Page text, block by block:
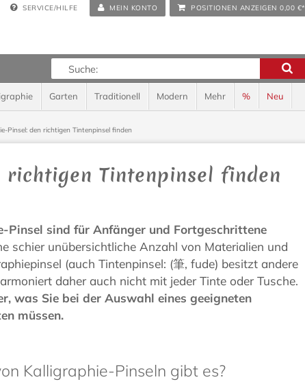
SERVICE/HILFE MEIN KONTO POSITIONEN ANZEIGEN 0,00 €*
Garten Traditionell Modern Mehr % Neu
Pinsel: den richtigen Tintenpinsel finden
Tintenpinsel finden
Pinsel sind für Anfänger und Fortgeschrittene
schier unübersichtliche Anzahl von Materialien und
(auch Tintenpinsel: (筆, fude) besitzt andere
daher auch nicht mit jeder Tinte oder Tusche.
was Sie bei der Auswahl eines geeigneten
müssen.
Kalligraphie-Pinseln gibt es?